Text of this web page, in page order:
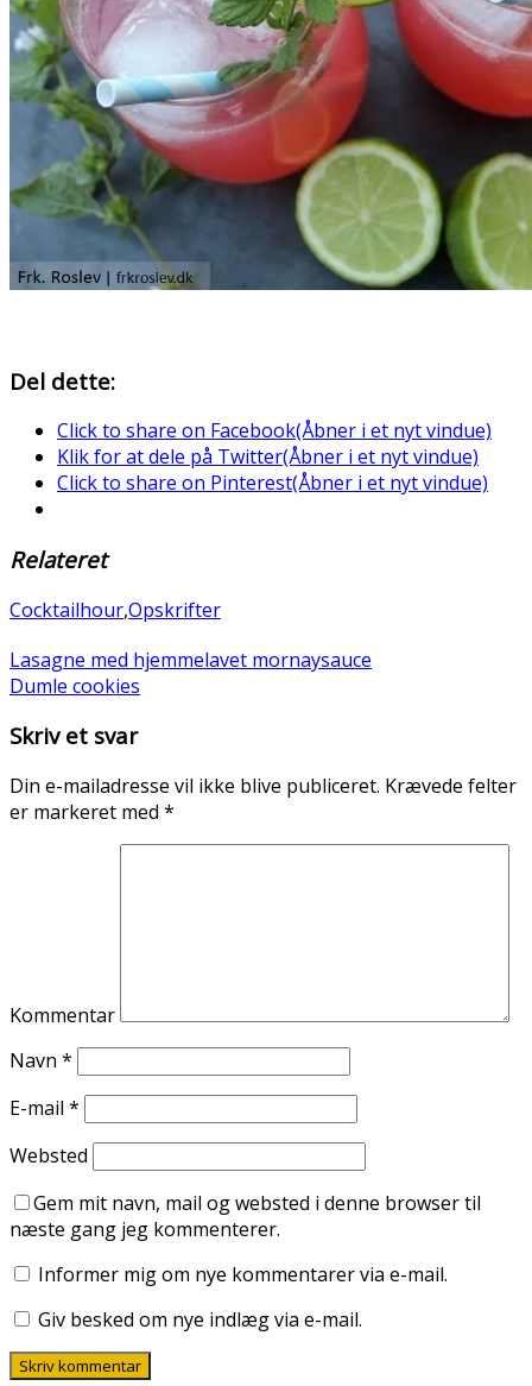
Del dette:
Click to share on Facebook(Åbner i et nyt vindue)
Klik for at dele på Twitter(Åbner i et nyt vindue)
Click to share on Pinterest(Åbner i et nyt vindue)
Relateret
Cocktailhour,Opskrifter
Lasagne med hjemmelavet mornaysauce
Dumle cookies
Skriv et svar
Din e-mailadresse vil ikke blive publiceret. Krævede felter
er markeret med *
Kommentar
Navn *
E-mail *
Websted
Gem mit navn, mail og websted i denne browser til
næste gang jeg kommenterer.
Informer mig om nye kommentarer via e-mail.
Giv besked om nye indlæg via e-mail.